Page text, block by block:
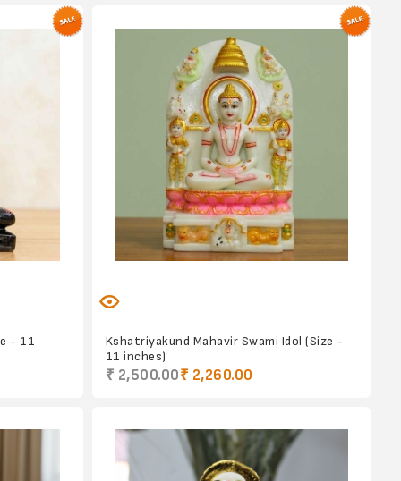
- 11
Kshatriyakund Mahavir Swami Idol (Size -
11 inches)
₹ 2,500.00₹ 2,260.00